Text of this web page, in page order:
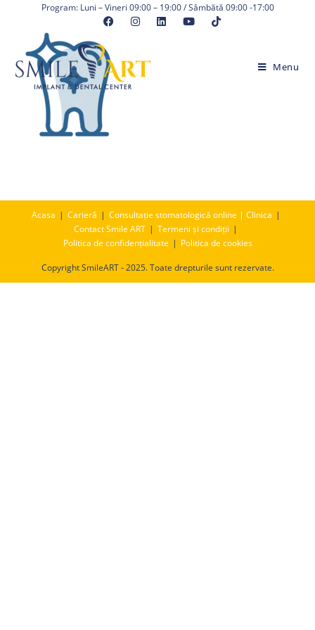
Program: Luni – Vineri 09:00 – 19:00 / Sâmbătă 09:00 -17:00
Menu
Acasa Carieră
Consultație stomatologică online | Clinica
Contact Smile ART
Termeni și condiții
Politica de confidențialitate
Politica de cookies
Copyright SmileART - 2025. Toate drepturile sunt rezervate.